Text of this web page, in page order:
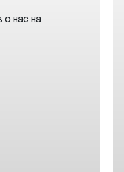
о нас на